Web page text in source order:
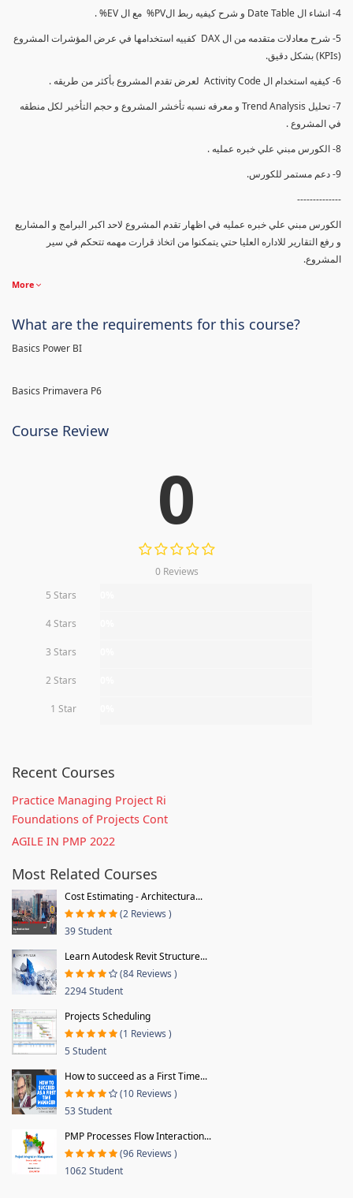
4- انشاء ال Date Table و شرح كيفيه ربط الPV% مع ال EV% .
5- شرح معادلات متقدمه من ال DAX كفييه استخدامها في عرض المؤشرات المشروع
(KPIs) بشكل دقيق.
6- كيفيه استخدام ال Activity Code لعرض تقدم المشروع بأكثر من طريقه .
7- تحليل Trend Analysis و معرفه نسبه تأخشر المشروع و حجم التأخير لكل منطقه
في المشروع .
8- الكورس مبني علي خبره عمليه .
9- دعم مستمر للكورس.
--------------
الكورس مبني علي خبره عمليه في اظهار تقدم المشروع لاحد اكبر البرامج و المشاريع
و رفع التقارير للاداره العليا حتي يتمكنوا من اتخاذ قرارت مهمه تتحكم في سير
المشروع.
More
What are the requirements for this course?
Basics Power BI
Basics Primavera P6
Course Review
0
0 Reviews
5 Stars
4 Stars
3 Stars
2 Stars
1 Star
Recent Courses
Practice Managing Project Ri
Foundations of Projects Cont
AGILE IN PMP 2022
Most Related Courses
Cost Estimating - Architectura...
(2 Reviews )
39 Student
Learn Autodesk Revit Structure...
(84 Reviews )
2294 Student
Projects Scheduling
(1 Reviews )
5 Student
How to succeed as a First Time...
(10 Reviews )
53 Student
PMP Processes Flow Interaction...
(96 Reviews )
1062 Student